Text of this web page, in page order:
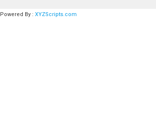
Powered By : XYZScripts.com